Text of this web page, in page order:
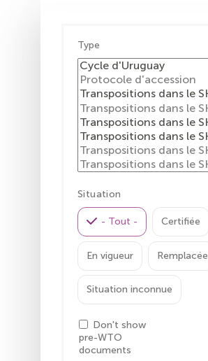
Type
Situation
- Tout - Certifiée
En vigueur Remplacée
Situation inconnue
Don't show
pre-WTO
documents